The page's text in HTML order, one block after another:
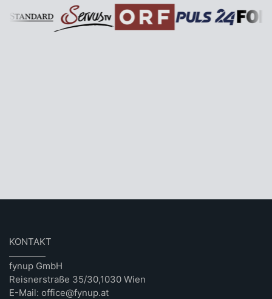
KONTAKT
fynup GmbH
Reisnerstraße 35/30,1030 Wien
E-Mail: office@fynup.at